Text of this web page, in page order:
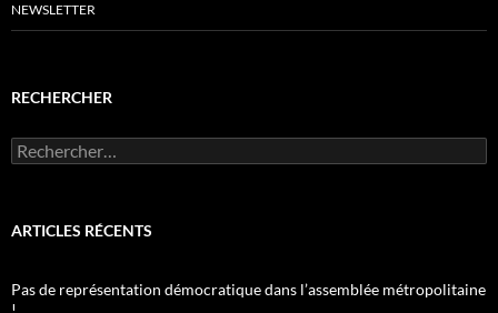
NEWSLETTER
RECHERCHER
Rechercher :
ARTICLES RÉCENTS
Pas de représentation démocratique dans l’assemblée métropolitaine